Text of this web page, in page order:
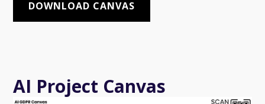
DOWNLOAD CANVAS
AI Project Canvas